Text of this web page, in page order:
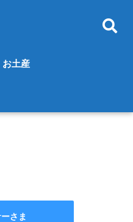
お土産
さま